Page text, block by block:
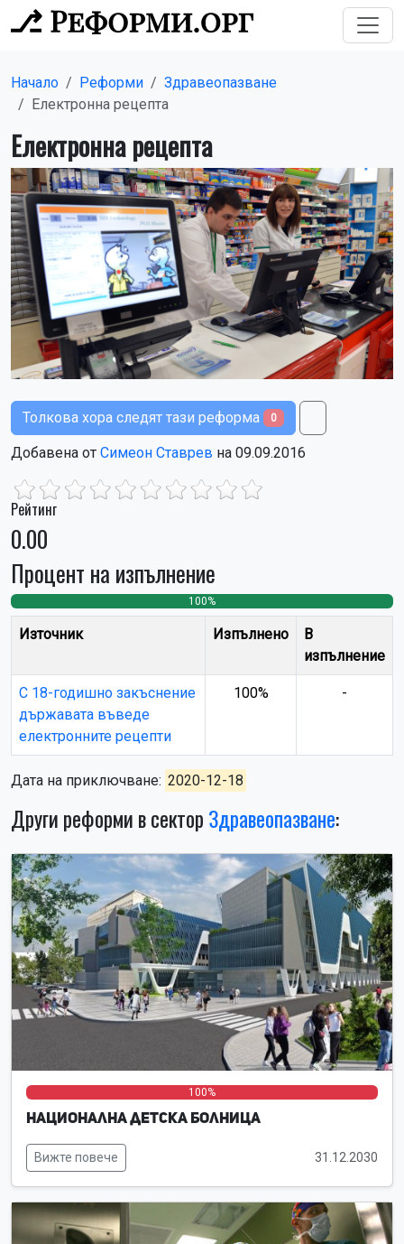
Начало Реформи
Здравеопазване
Електронна рецепта
Електронна рецепта
Толкова хора следят тази реформа 0
Добавена от Симеон Ставрев на 09.09.2016
Рейтинг
0.00
Процент на изпълнение
100%
Източник Изпълнено
В
изпълнение
С 18-годишно закъснение
държавата въведе
електронните рецепти
100% -
Дата на приключване: 2020-12-18
Други реформи в сектор Здравеопазване:
0%
0% 100%
Национална детска болница
Вижте повече 31.12.2030